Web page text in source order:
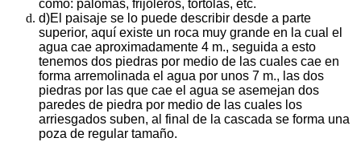
como: palomas, frijoleros, tórtolas, etc.
d)El paisaje se lo puede describir desde a parte
superior, aquí existe un roca muy grande en la cual el
agua cae aproximadamente 4 m., seguida a esto
tenemos dos piedras por medio de las cuales cae en
forma arremolinada el agua por unos 7 m., las dos
piedras por las que cae el agua se asemejan dos
paredes de piedra por medio de las cuales los
arriesgados suben, al final de la cascada se forma una
poza de regular tamaño.